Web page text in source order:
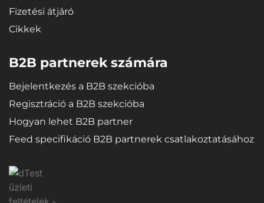
Fizetési átjáró
Cikkek
B2B partnerek számára
Bejelentkezés a B2B szekcióba
Regisztráció a B2B szekcióba
Hogyan lehet B2B partner
Feed specifikáció B2B partnerek csatlakoztatásához